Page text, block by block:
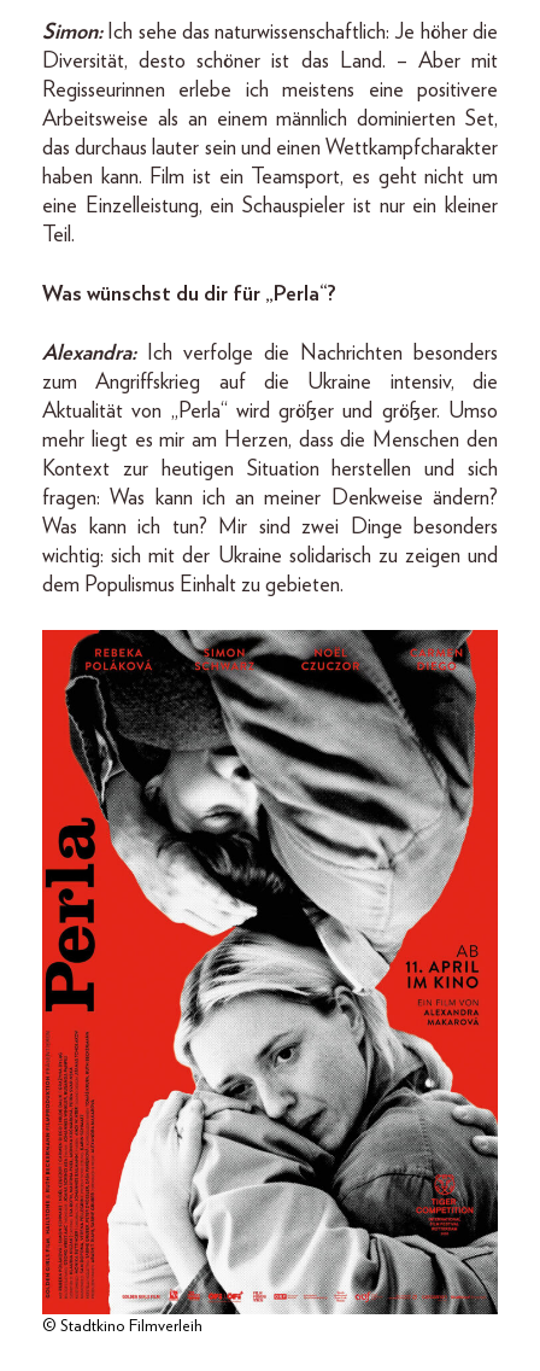
Simon:Ich sehe das naturwissenschaftlich: Je höher die
Diversität, desto schöner ist das Land. – Aber mit
Regisseurinnen erlebe ich meistens eine positivere
Arbeitsweise als an einem männlich dominierten Set,
das durchaus lauter sein und einen Wettkampfcharakter
haben kann. Film ist ein Teamsport, es geht nicht um
eine Einzelleistung, ein Schauspieler ist nur ein kleiner
Teil.
Was wünschst du dir für „Perla“?
Alexandra:
Ich verfolge die Nachrichten besonders
zum Angriffskrieg auf die Ukraine intensiv, die
Aktualität von „Perla“ wird größer und größer. Umso
mehr liegt es mir am Herzen, dass die Menschen den
Kontext zur heutigen Situation herstellen und sich
fragen: Was kann ich an meiner Denkweise ändern?
Was kann ich tun? Mir sind zwei Dinge besonders
wichtig: sich mit der Ukraine solidarisch zu zeigen und
dem Populismus Einhalt zu gebieten.
© Stadtkino Filmverleih